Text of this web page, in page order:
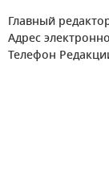
Главный
Адрес
Телефон